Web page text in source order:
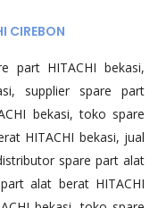
CIREBON
part HITACHI bekasi,
supplier spare part
bekasi, toko spare
HITACHI bekasi, jual
spare part alat
alat berat HITACHI